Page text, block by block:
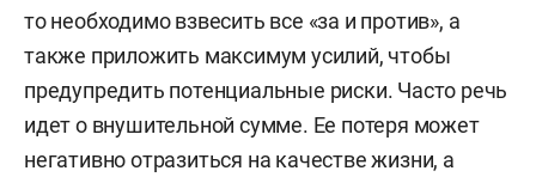
то необходимо взвесить все «за и против», а
также приложить максимум усилий, чтобы
предупредить потенциальные риски. Часто речь
идет о внушительной сумме. Ее потеря может
негативно отразиться на качестве жизни, а